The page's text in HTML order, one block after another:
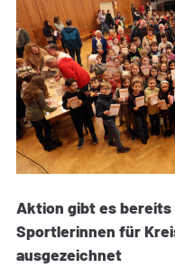
Aktion gibt es bereits
Sportlerinnen für
ausgezeichnet